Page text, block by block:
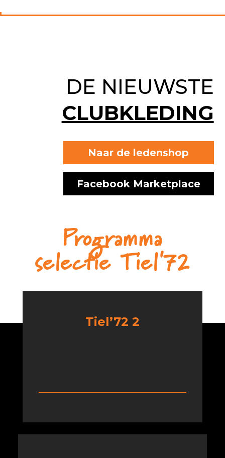
DE NIEUW­STE
CLUB­KLEDING
Naar de ledenshop
Facebook Marketplace
Programma
selectie Tiel'72
Tiel’72 2